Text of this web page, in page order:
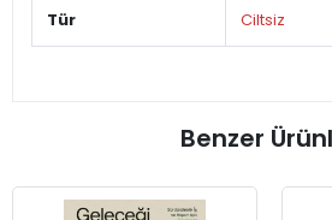
Tür Ciltsiz
Benzer